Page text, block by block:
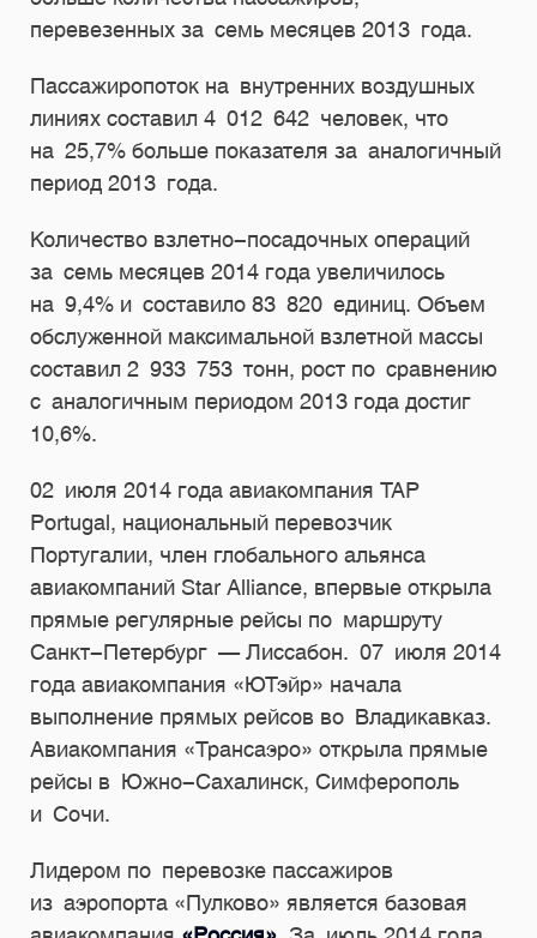
перевезенных за семь месяцев 2013 года.
Пассажиропоток на внутренних воздушных
линиях составил 4 012 642 человек, что
на 25,7% больше показателя за аналогичный
период 2013 года.
Количество взлетно-посадочных операций
за семь месяцев 2014 года увеличилось
на 9,4% и составило 83 820 единиц. Объем
обслуженной максимальной взлетной массы
составил 2 933 753 тонн, рост по сравнению
с аналогичным периодом 2013 года достиг
10,6%.
02 июля 2014 года авиакомпания TAP
Portugal, национальный перевозчик
Португалии, член глобального альянса
авиакомпаний Star Alliance, впервые открыла
прямые регулярные рейсы по маршруту
Cанкт-Петербург — Лиссабон. 07 июля 2014
года авиакомпания «ЮТэйр» начала
выполнение прямых рейсов во Владикавказ.
Авиакомпания «Трансаэро» открыла прямые
рейсы в Южно-Сахалинск, Симферополь
и Сочи.
Лидером по перевозке пассажиров
из аэропорта «Пулково» является базовая